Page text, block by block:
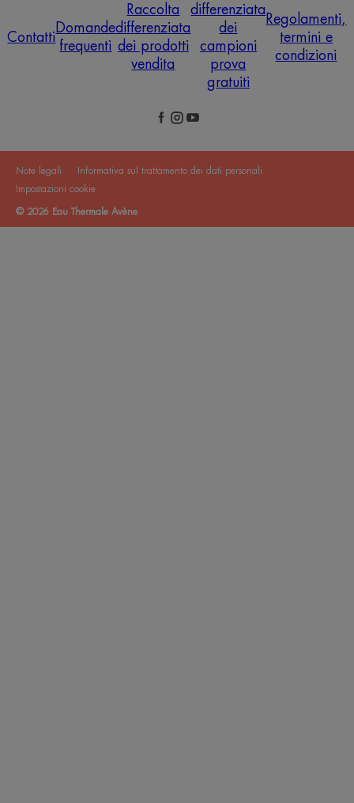
Contatti
Domande
frequenti
Raccolta
differenziata
dei prodotti
vendita
differenziata
dei
campioni
prova
gratuiti
Regolamenti,
termini e
condizioni
Note legali
Informativa sul trattamento dei dati personali
Impostazioni cookie
© 2026 Eau Thermale Avène